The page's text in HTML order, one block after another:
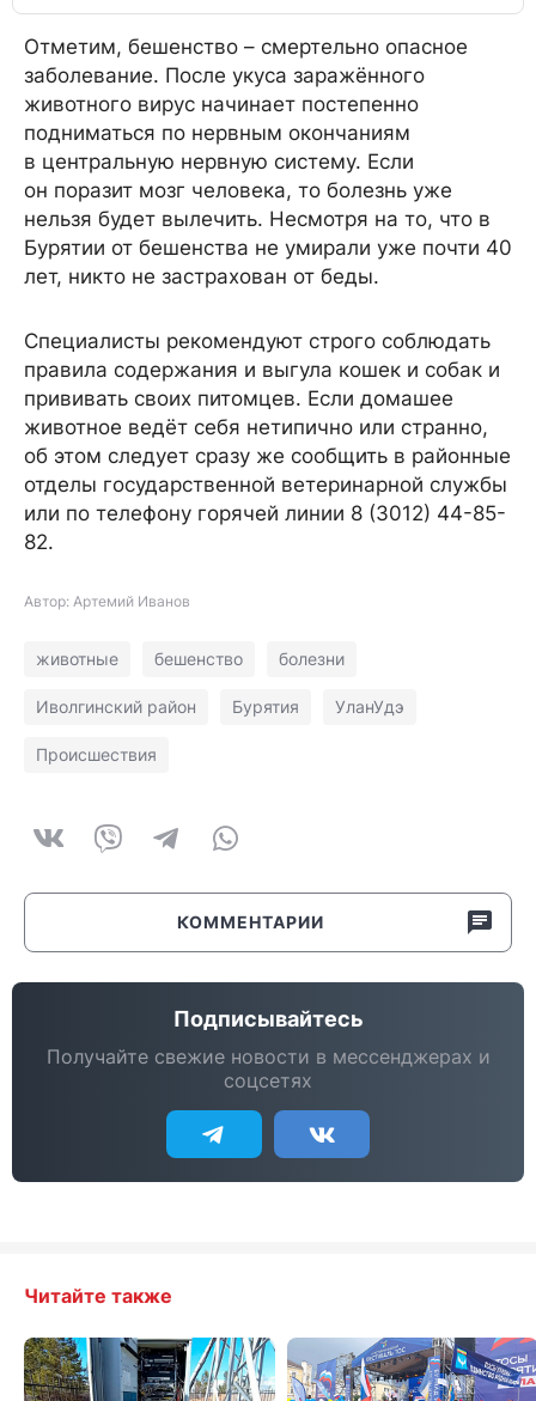
Отметим, бешенство – смертельно опасное
заболевание. После укуса заражённого
животного вирус начинает постепенно
подниматься по нервным окончаниям
в центральную нервную систему. Если
он поразит мозг человека, то болезнь уже
нельзя будет вылечить. Несмотря на то, что в
Бурятии от бешенства не умирали уже почти 40
лет, никто не застрахован от беды.
Специалисты рекомендуют строго соблюдать
правила содержания и выгула кошек и собак и
прививать своих питомцев. Если домашее
животное ведёт себя нетипично или странно,
об этом следует сразу же сообщить в районные
отделы государственной ветеринарной службы
или по телефону горячей линии 8 (3012) 44-85-
82.
Автор: Артемий Иванов
животные бешенство болезни
Иволгинский район Бурятия УланУдэ
Происшествия
КОММЕНТАРИИ
Подписывайтесь
Получайте свежие новости в мессенджерах и
соцсетях
Читайте также